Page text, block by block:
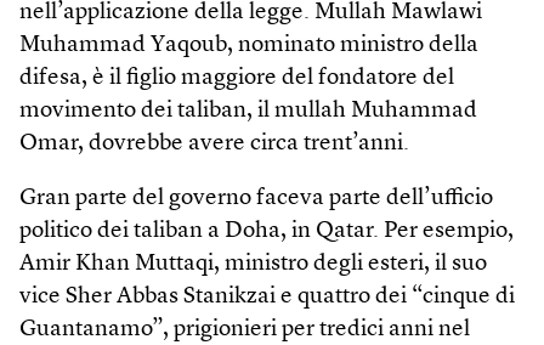
nell’applicazione della legge. Mullah Mawlawi
Muhammad Yaqoub, nominato ministro della
difesa, è il figlio maggiore del fondatore del
movimento dei taliban, il mullah Muhammad
Omar, dovrebbe avere circa trent’anni.
Gran parte del governo faceva parte dell’ufficio
politico dei taliban a Doha, in Qatar. Per esempio,
Amir Khan Muttaqi, ministro degli esteri, il suo
vice Sher Abbas Stanikzai e quattro dei “cinque di
Guantanamo”, prigionieri per tredici anni nel